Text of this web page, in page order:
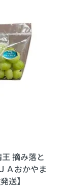
摘み落と
Ａおかやま
送】